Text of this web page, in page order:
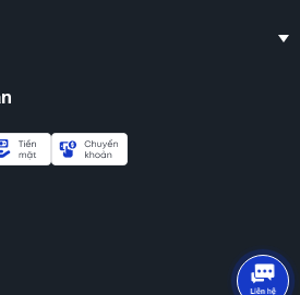
của vòng ngọc mã não
bình an